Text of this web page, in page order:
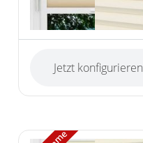
Jetzt konfigurieren